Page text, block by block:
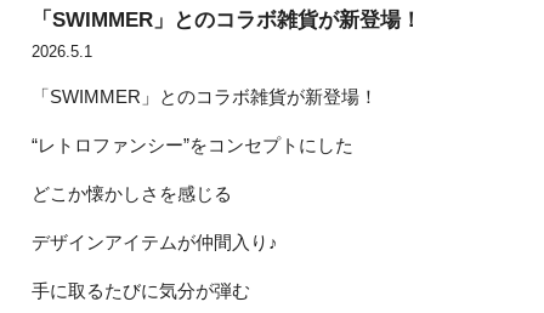
「SWIMMER」とのコラボ雑貨が新登場！
2026.5.1
「SWIMMER」とのコラボ雑貨が新登場！
“レトロファンシー”をコンセプトにした
どこか懐かしさを感じる
デザインアイテムが仲間入り♪
手に取るたびに気分が弾む